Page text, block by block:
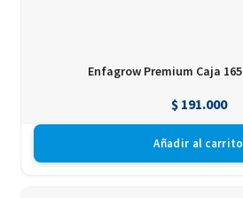
Enfagrow Premium Caja
$191.000
Añadir al carrito